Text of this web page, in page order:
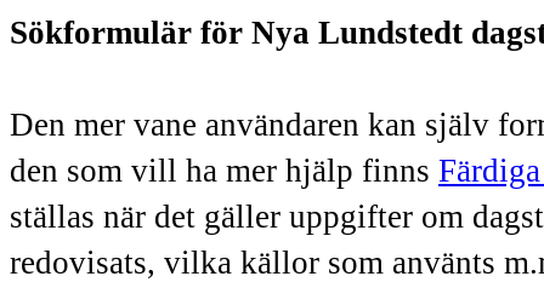
Sökformulär för Nya Lundstedt
Den mer vane användaren kan själv
den som vill ha mer hjälp finns
ställas när det gäller uppgifter om
redovisats, vilka källor som använts